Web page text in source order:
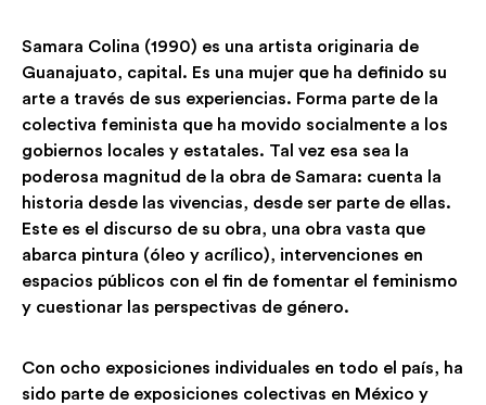
Samara Colina (1990) es una artista originaria de
Guanajuato, capital. Es una mujer que ha definido su
arte a través de sus experiencias. Forma parte de la
colectiva feminista que ha movido socialmente a los
gobiernos locales y estatales. Tal vez esa sea la
poderosa magnitud de la obra de Samara: cuenta la
historia desde las vivencias, desde ser parte de ellas.
Este es el discurso de su obra, una obra vasta que
abarca pintura (óleo y acrílico), intervenciones en
espacios públicos con el fin de fomentar el feminismo
y cuestionar las perspectivas de género.
Con ocho exposiciones individuales en todo el país, ha
sido parte de exposiciones colectivas en México y